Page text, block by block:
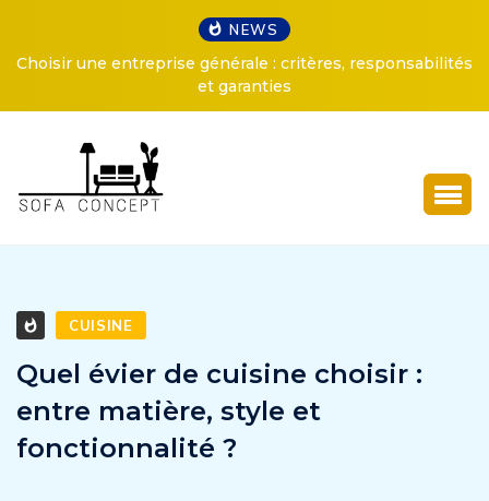
NEWS
Choisir une entreprise générale : critères, responsabilités
et garanties
CUISINE
Quel évier de cuisine choisir :
entre matière, style et
fonctionnalité ?